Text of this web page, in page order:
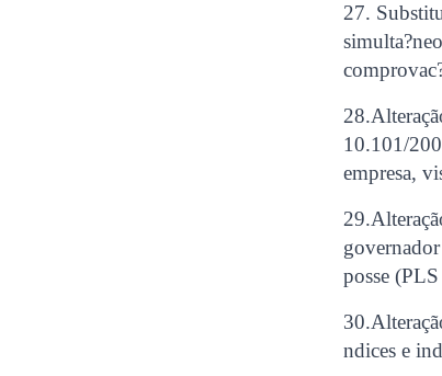
27.
10.101/
empresa,
posse
ndices e